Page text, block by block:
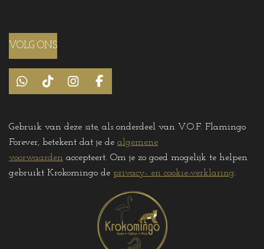
VOLG ONS
W
A
p
T
k
I
g
r
F
b
o
o
Gebruik van deze site, als onderdeel van V.O.F. Flamingo
Forever, betekent dat je de algemene
voorwaarden accepteert. Om je zo goed mogelijk te helpen
gebruikt Krokomingo de privacy- en cookie-verklaring.